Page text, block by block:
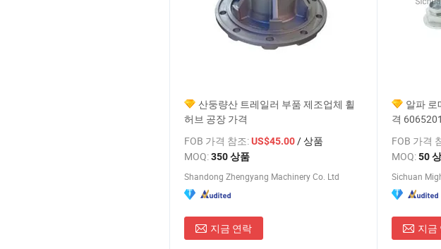
산둥량산 트레일러 부품 제조업체 휠
허브 공장 가격
FOB 가격 참조:US$45.00/ 상품
MOQ:350 상품
Shandong Zhengyang Machinery Co. Ltd
지금 연락
알파 로
격
FOB 가격
MOQ:50
Sichuan
지금